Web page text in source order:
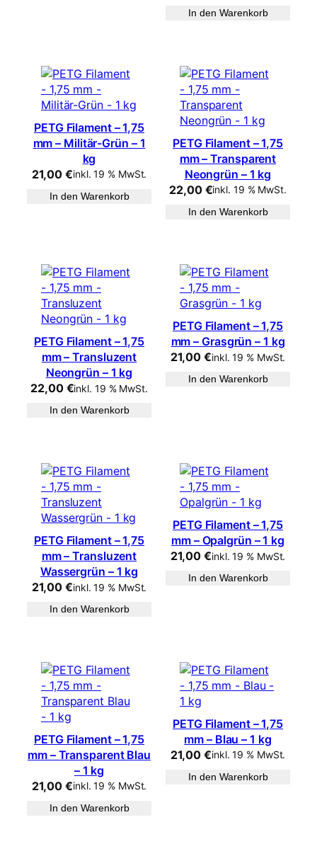
In den Warenkorb
PETG Filament – 1,75
mm – Militär-Grün – 1
kg
21,00€inkl. 19 % MwSt.
In den Warenkorb
PETG Filament – 1,75
mm – Transparent
Neongrün – 1 kg
22,00 €inkl. 19 % MwSt.
In den Warenkorb
PETG Filament – 1,75
mm – Transluzent
Neongrün – 1 kg
22,00 €inkl. 19 % MwSt.
In den Warenkorb
PETG Filament – 1,75
mm – Grasgrün – 1 kg
21,00€inkl. 19 % MwSt.
In den Warenkorb
PETG Filament – 1,75
mm – Transluzent
Wassergrün – 1 kg
21,00€inkl. 19 % MwSt.
In den Warenkorb
PETG Filament – 1,75
mm – Opalgrün – 1 kg
21,00€inkl. 19 % MwSt.
In den Warenkorb
PETG Filament – 1,75
mm – Transparent Blau
– 1 kg
21,00€inkl. 19 % MwSt.
In den Warenkorb
PETG Filament – 1,75
mm – Blau – 1 kg
21,00€inkl. 19 % MwSt.
In den Warenkorb